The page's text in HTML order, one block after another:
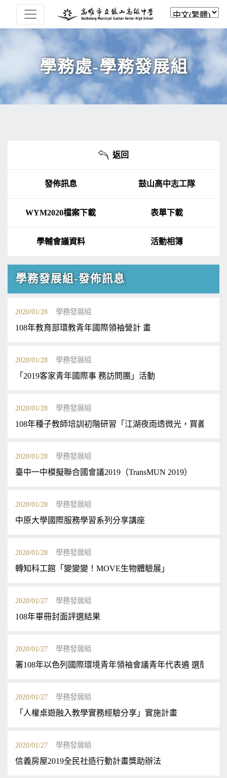
學務處-學務發展組
返回
發佈訊息 鼓山高中志工隊
WYM2020檔案下載 表單下載
學輔會議資料 活動相簿
學務發展組-發佈訊息
2020/01/28 學務發展組
108年教育部環教青年國際領袖營計 畫
2020/01/28 學務發展組
「2019客家青年國際事 務訪問團」活動
2020/01/28 學務發展組
108年種子教師培訓初階研習「江湖夜雨透微光，買義來！
2020/01/28 學務發展組
臺中一中模擬聯合國會議2019（TransMUN 2019）
2020/01/28 學務發展組
中原大學國際服務學習系列分享講座
2020/01/28 學務發展組
轉知科工館「變變變！MOVE生物體驗展」
2020/01/27 學務發展組
108年畢冊封面評選結果
2020/01/27 學務發展組
署108年以色列國際環境青年領袖會議青年代表遴 選簡章
2020/01/27 學務發展組
「人權桌遊融入教學實務經驗分享」實施計畫
2020/01/27 學務發展組
信義房屋2019全民社造行動計畫獎助辦法